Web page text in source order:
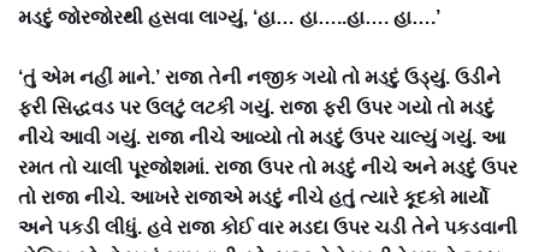
મડદું જોરજોરથી હસવા લાગ્યું, ‘હા… હા…..હા…. હા….’
‘તું એમ નહીં માને.’ રાજા તેની નજીક ગયો તો મડદું ઉડ્યું. ઉડીને
ફરી સિદ્ધવડ પર ઉલટું લટકી ગયું. રાજા ફરી ઉપર ગયો તો મડદું
નીચે આવી ગયું. રાજા નીચે આવ્યો તો મડદું ઉપર ચાલ્યું ગયું. આ
રમત તો ચાલી પૂરજોશમાં. રાજા ઉપર તો મડદું નીચે અને મડદું ઉપર
તો રાજા નીચે. આખરે રાજાએ મડદું નીચે હતું ત્યારે કૂદકો માર્યો
અને પકડી લીધું. હવે રાજા કોઈ વાર મડદા ઉપર ચડી તેને પકડવાની